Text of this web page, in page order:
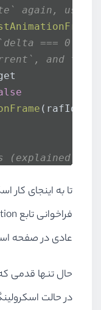
again, using
=== 0`
and
(rafId)
(explained
تا به اینجای کار
عادی در صفحه
حال تنها قدمی
در حالت